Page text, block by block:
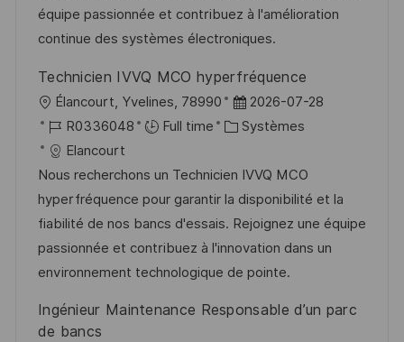
a
t
o
n
f
f
c
h
a
e
n
c
d
u
p
o
s
t
e
r
i
équipe passionnée et contribuez à l'amélioration
continue des systèmes électroniques.
Technicien IVVQ MCO hyperfréquence
o
c
a
l
i
s
a
i
Élancourt, Yvelines, 78990
D
a
e
d
’
a
f
i
2026-07-28
R
é
f
é
r
e
n
e
R0336048 Full time
C
t
é
g
o
e
Systèmes
Elancourt
Nous recherchons un Technicien IVVQ MCO
hyperfréquence pour garantir la disponibilité et la
fiabilité de nos bancs d'essais. Rejoignez une équipe
passionnée et contribuez à l'innovation dans un
environnement technologique de pointe.
Ingénieur Maintenance Responsable d’un parc
de bancs